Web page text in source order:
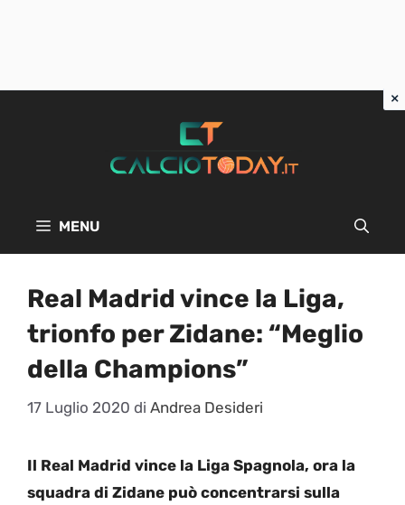
MENU
Real Madrid vince la Liga,
trionfo per Zidane: “Meglio
della Champions”
17 Luglio 2020 di Andrea Desideri
Il Real Madrid vince la Liga Spagnola, ora la
squadra di Zidane può concentrarsi sulla